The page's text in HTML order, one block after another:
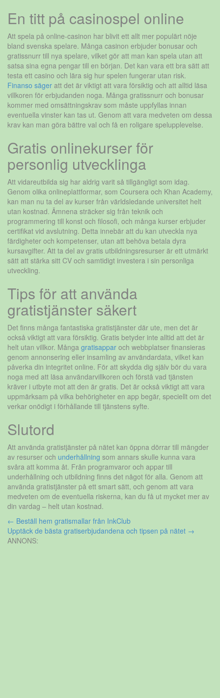
En titt på casinospel online
Att spela på online-casinon har blivit ett allt mer populärt nöje
bland svenska spelare. Många casinon erbjuder bonusar och
gratissnurr till nya spelare, vilket gör att man kan spela utan att
satsa sina egna pengar till en början. Det kan vara ett bra sätt att
testa ett casino och lära sig hur spelen fungerar utan risk.
Finanso säger att det är viktigt att vara försiktig och att alltid läsa
villkoren för erbjudanden noga. Många gratissnurr och bonusar
kommer med omsättningskrav som måste uppfyllas innan
eventuella vinster kan tas ut. Genom att vara medveten om dessa
krav kan man göra bättre val och få en roligare spelupplevelse.
Gratis onlinekurser för
personlig utvecklinga
Att vidareutbilda sig har aldrig varit så tillgängligt som idag.
Genom olika onlineplattformar, som Coursera och Khan Academy,
kan man nu ta del av kurser från världsledande universitet helt
utan kostnad. Ämnena sträcker sig från teknik och
programmering till konst och filosofi, och många kurser erbjuder
certifikat vid avslutning. Detta innebär att du kan utveckla nya
färdigheter och kompetenser, utan att behöva betala dyra
kursavgifter. Att ta del av gratis utbildningsresurser är ett utmärkt
sätt att stärka sitt CV och samtidigt investera i sin personliga
utveckling.
Tips för att använda
gratistjänster säkert
Det finns många fantastiska gratistjänster där ute, men det är
också viktigt att vara försiktig. Gratis betyder inte alltid att det är
helt utan villkor. Många gratisappar och webbplatser finansieras
genom annonsering eller insamling av användardata, vilket kan
påverka din integritet online. För att skydda dig själv bör du vara
noga med att läsa användarvillkoren och förstå vad tjänsten
kräver i utbyte mot att den är gratis. Det är också viktigt att vara
uppmärksam på vilka behörigheter en app begär, speciellt om det
verkar onödigt i förhållande till tjänstens syfte.
Slutord
Att använda gratistjänster på nätet kan öppna dörrar till mängder
av resurser och underhållning som annars skulle kunna vara
svåra att komma åt. Från programvaror och appar till
underhållning och utbildning finns det något för alla. Genom att
använda gratistjänster på ett smart sätt, och genom att vara
medveten om de eventuella riskerna, kan du få ut mycket mer av
din vardag – helt utan kostnad.
Inläggsnavigering
← Beställ hem gratismallar från InkClub
Upptäck de bästa gratiserbjudandena och tipsen på nätet →
ANNONS: